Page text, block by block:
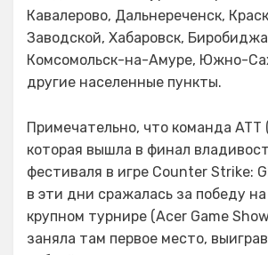
Кавалерово, Дальнереченск,
Заводской, Хабаровск,
Комсомольск-на-Амуре, Южно-
другие населенные пункты.
Примечательно, что команда ATT
которая вышла в финал
фестиваля в игре Counter Strike:
в эти дни сражалась за победу
крупном турнире (Acer Game
заняла там первое место,